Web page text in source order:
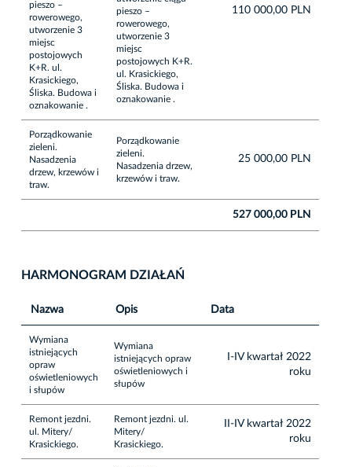
pieszo –
rowerowego,
utworzenie 3
miejsc
postojowych
K+R. ul.
Krasickiego,
Śliska. Budowa i
oznakowanie .
pieszo –
rowerowego,
utworzenie 3
miejsc
postojowych K+R.
ul. Krasickiego,
Śliska. Budowa i
oznakowanie .
110 000,00 PLN
Porządkowanie
zieleni.
Nasadzenia
drzew, krzewów i
traw.
Porządkowanie
zieleni.
Nasadzenia drzew,
krzewów i traw.
25 000,00 PLN
527 000,00 PLN
HARMONOGRAM DZIAŁAŃ
Nazwa Opis Data
Wymiana
istniejących
opraw
oświetleniowych
i słupów
Wymiana
istniejących opraw
oświetleniowych i
słupów
I-IV kwartał 2022
roku
Remont jezdni.
ul. Mitery/
Krasickiego.
Remont jezdni. ul.
Mitery/
Krasickiego.
II-IV kwartał 2022
roku